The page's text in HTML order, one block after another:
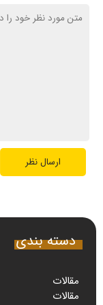
دسته بندی
مقالات
مقالات